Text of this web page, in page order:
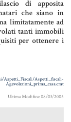
di apposita
che siano in
limitatamente ad
tanti immobili
per ottenere i
Aspetti_fiscali-
Agevolazioni_prima_casa.cmt
Ultima Modifica: 08/03/2005